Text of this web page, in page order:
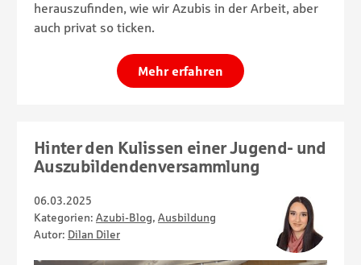
herauszufinden, wie wir Azubis in der Arbeit, aber
auch privat so ticken.
Mehr erfahren
Hinter den Kulissen einer Jugend- und
Auszubildendenversammlung
06.03.2025
Kategorien: Azubi-Blog, Ausbildung
Autor: Dilan Diler